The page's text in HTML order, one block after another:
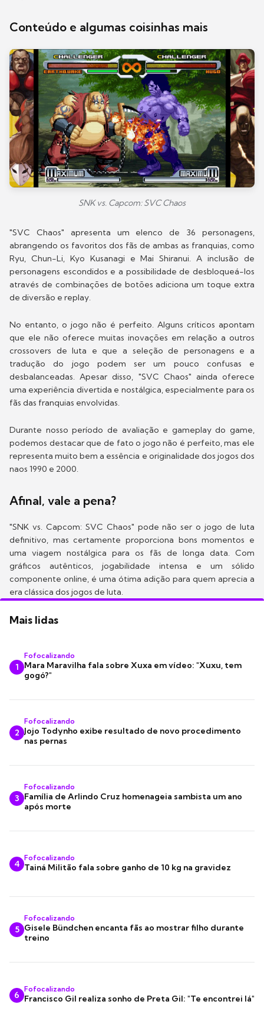
Conteúdo e algumas coisinhas mais
SNK vs. Capcom: SVC Chaos
"SVC Chaos" apresenta um elenco de 36 personagens,
abrangendo os favoritos dos fãs de ambas as franquias, como
Ryu, Chun-Li, Kyo Kusanagi e Mai Shiranui. A inclusão de
personagens escondidos e a possibilidade de desbloqueá-los
através de combinações de botões adiciona um toque extra
de diversão e replay.
No entanto, o jogo não é perfeito. Alguns críticos apontam
que ele não oferece muitas inovações em relação a outros
crossovers de luta e que a seleção de personagens e a
tradução do jogo podem ser um pouco confusas e
desbalanceadas. Apesar disso, "SVC Chaos" ainda oferece
uma experiência divertida e nostálgica, especialmente para os
fãs das franquias envolvidas.
Durante nosso período de avaliação e gameplay do game,
podemos destacar que de fato o jogo não é perfeito, mas ele
representa muito bem a essência e originalidade dos jogos dos
naos 1990 e 2000.
Afinal, vale a pena?
"SNK vs. Capcom: SVC Chaos" pode não ser o jogo de luta
definitivo, mas certamente proporciona bons momentos e
uma viagem nostálgica para os fãs de longa data. Com
gráficos autênticos, jogabilidade intensa e um sólido
componente online, é uma ótima adição para quem aprecia a
era clássica dos jogos de luta.
Mais lidas
1
Fofocalizando
Mara Maravilha fala sobre Xuxa em vídeo: "Xuxu, tem
gogó?"
2
Fofocalizando
Jojo Todynho exibe resultado de novo procedimento
nas pernas
3
Fofocalizando
Família de Arlindo Cruz homenageia sambista um ano
após morte
4
Fofocalizando
Tainá Militão fala sobre ganho de 10 kg na gravidez
5
Fofocalizando
Gisele Bündchen encanta fãs ao mostrar filho durante
treino
6
Fofocalizando
Francisco Gil realiza sonho de Preta Gil: "Te encontrei lá"